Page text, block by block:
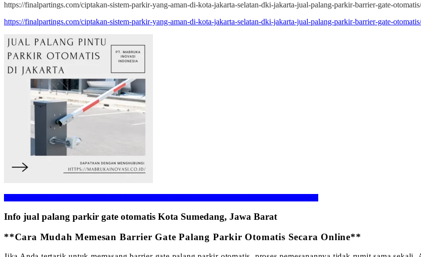
https://finalpartings.com/ciptakan-sistem-parkir-yang-aman-di-kota-jakarta-selatan-dki-jakarta-jual-palang-parkir-barrier-gate-otomatis/
https://finalpartings.com/ciptakan-sistem-parkir-yang-aman-di-kota-jakarta-selatan-dki-jakarta-jual-palang-parkir-barrier-gate-otomatis/
Info jual palang parkir gate otomatis Kota Sumedang, Jawa Barat
**Cara Mudah Memesan Barrier Gate Palang Parkir Otomatis Secara Online**